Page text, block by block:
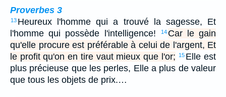
Proverbes 3
13 Heureux l'homme qui a trouvé la sagesse, Et
l'homme qui possède l'intelligence!
14 Car le gain
qu'elle procure est préférable à celui de l'argent, Et
le profit qu'on en tire vaut mieux que l'or;
15 Elle est
plus précieuse que les perles, Elle a plus de valeur
que tous les objets de prix.…